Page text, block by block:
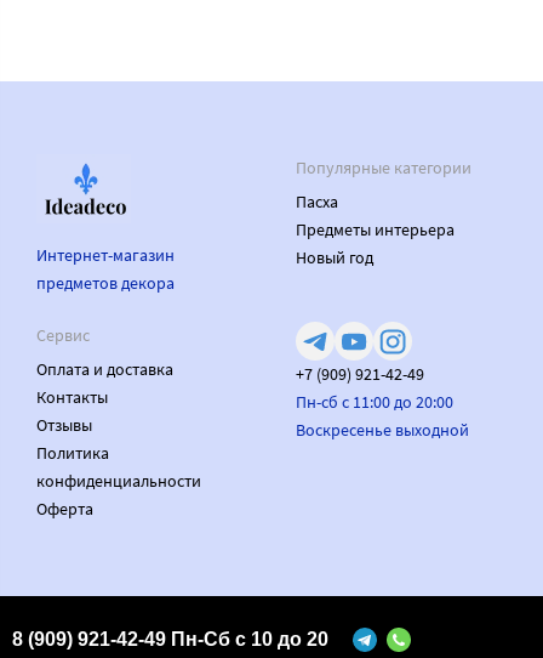
8 (909) 921-42-49 Пн-Сб с 10 до 20
Интернет-магазин
предметов декора
Популярные категории
Пасха
Предметы интерьера
Новый год
Сервис
Оплата и доставка
Контакты
Отзывы
Политика
конфиденциальности
Оферта
+7 (909) 921-42-49
Пн-сб с 11:00 до 20:00
Воскресенье выходной
Made on Bazium